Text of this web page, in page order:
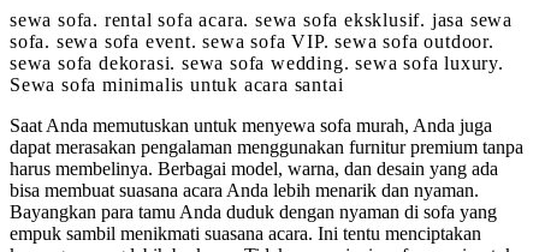
sewa sofa. rental sofa acara. sewa sofa eksklusif. jasa sewa
sofa. sewa sofa event. sewa sofa VIP. sewa sofa outdoor.
sewa sofa dekorasi. sewa sofa wedding. sewa sofa luxury.
Sewa sofa minimalis untuk acara santai
Saat Anda memutuskan untuk menyewa sofa murah, Anda juga
dapat merasakan pengalaman menggunakan furnitur premium tanpa
harus membelinya. Berbagai model, warna, dan desain yang ada
bisa membuat suasana acara Anda lebih menarik dan nyaman.
Bayangkan para tamu Anda duduk dengan nyaman di sofa yang
empuk sambil menikmati suasana acara. Ini tentu menciptakan